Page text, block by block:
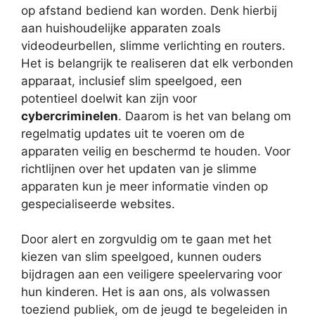
op afstand bediend kan worden. Denk hierbij
aan huishoudelijke apparaten zoals
videodeurbellen, slimme verlichting en routers.
Het is belangrijk te realiseren dat elk verbonden
apparaat, inclusief slim speelgoed, een
potentieel doelwit kan zijn voor
cybercriminelen. Daarom is het van belang om
regelmatig updates uit te voeren om de
apparaten veilig en beschermd te houden. Voor
richtlijnen over het updaten van je slimme
apparaten kun je meer informatie vinden op
gespecialiseerde websites.
Door alert en zorgvuldig om te gaan met het
kiezen van slim speelgoed, kunnen ouders
bijdragen aan een veiligere speelervaring voor
hun kinderen. Het is aan ons, als volwassen
toeziend publiek, om de jeugd te begeleiden in